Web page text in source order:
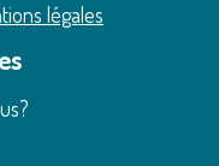
légales